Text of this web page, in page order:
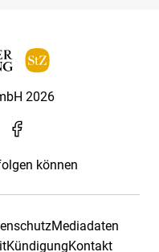
2026
können
Mediadaten
KündigungKontakt